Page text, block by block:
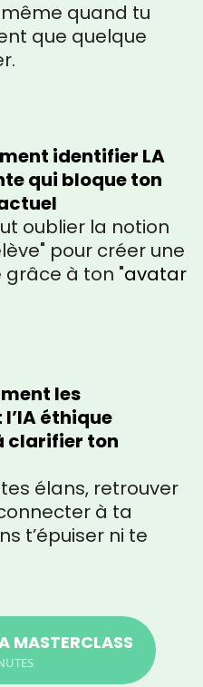
quand tu
que quelque
identifier LA
qui bloque ton
oublier la notion
pour créer une
à ton "avatar
les
éthique
clarifier ton
élans, retrouver
à ta
t’épuiser ni te
MASTERCLASS